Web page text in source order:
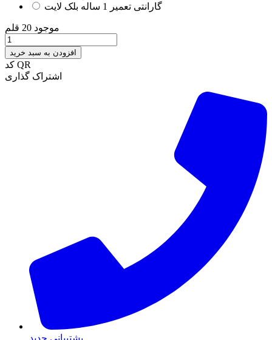
گارانتی تعمیر 1 ساله بلک لایت
موجود 20 قلم
افزودن به سبد خرید
کد QR
اشتراک گذاری
پشتیبانی جدید